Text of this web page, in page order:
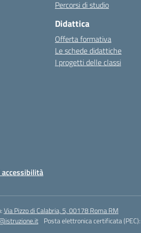
Percorsi di studio
Didattica
Offerta formativa
Le schede didattiche
I progetti delle classi
accessibilità
Via Pizzo di Calabria, 5, 00178 Roma RM
Posta elettronica certificata (PEC):